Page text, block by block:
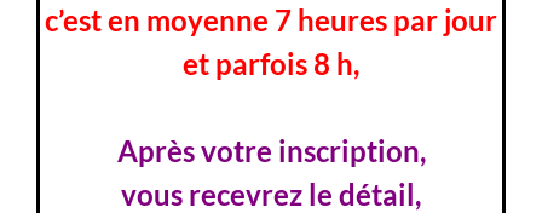
c’est en moyenne 7 heures par jour
et parfois 8 h,
Après votre inscription,
vous recevrez le détail,